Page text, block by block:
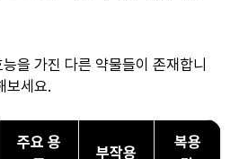
을 가진 다른 약물들이 존재합니
보세요.
주요 용
부작용
복용